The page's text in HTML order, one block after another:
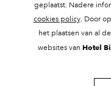
geplaatst. Nadere
cookies policy. Door
het plaatsen van al
websites van Hotel